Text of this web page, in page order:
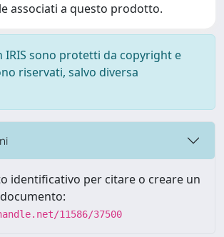
associati a questo prodotto.
IRIS sono protetti da copyright e
riservati, salvo diversa
identificativo per citare o creare un
11586/37500